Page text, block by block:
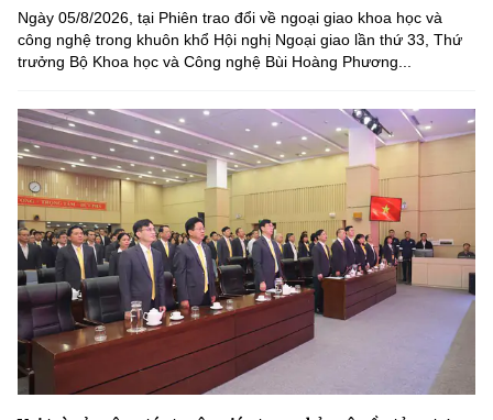
Ngày 05/8/2026, tại Phiên trao đổi về ngoại giao khoa học và
công nghệ trong khuôn khổ Hội nghị Ngoại giao lần thứ 33, Thứ
trưởng Bộ Khoa học và Công nghệ Bùi Hoàng Phương...